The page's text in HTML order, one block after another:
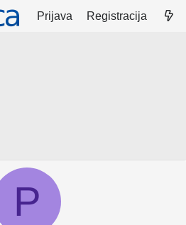
Prijava Registracija
P